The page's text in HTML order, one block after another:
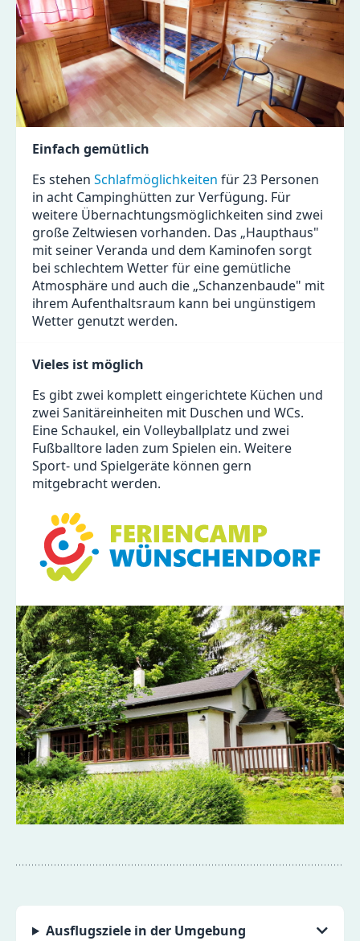
Einfach gemütlich
Es stehen Schlafmöglichkeiten für 23 Personen
in acht Campinghütten zur Verfügung. Für
weitere Übernachtungsmöglichkeiten sind zwei
große Zeltwiesen vorhanden. Das „Haupthaus"
mit seiner Veranda und dem Kaminofen sorgt
bei schlechtem Wetter für eine gemütliche
Atmosphäre und auch die „Schanzenbaude" mit
ihrem Aufenthaltsraum kann bei ungünstigem
Wetter genutzt werden.
Vieles ist möglich
Es gibt zwei komplett eingerichtete Küchen und
zwei Sanitäreinheiten mit Duschen und WCs.
Eine Schaukel, ein Volleyballplatz und zwei
Fußballtore laden zum Spielen ein. Weitere
Sport- und Spielgeräte können gern
mitgebracht werden.
Ausflugsziele in der Umgebung